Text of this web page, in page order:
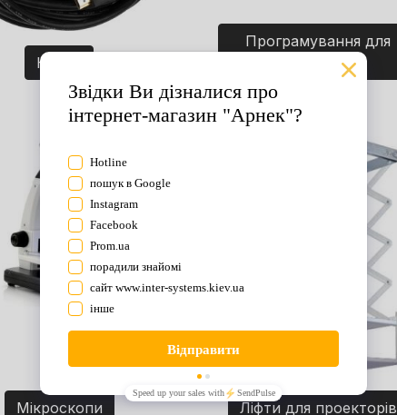
Кабелі
Програмування для
дітей. Ігри.
Мікроскопи Ліфти для проекторів